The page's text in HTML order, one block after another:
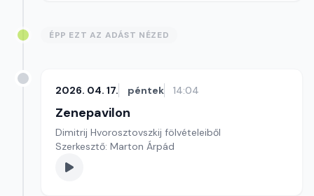
ÉPP EZT AZ ADÁST NÉZED
2026. 04. 17. péntek 14:04
Zenepavilon
Dimitrij Hvorosztovszkij fölvételeiből
Szerkesztő: Marton Árpád